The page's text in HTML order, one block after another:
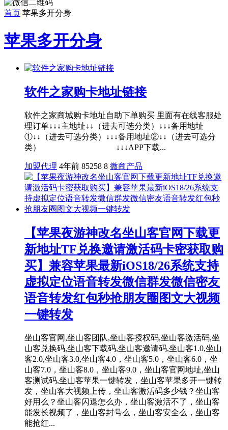
首页 苹果多开分身
苹果多开分身
软件之家购卡地址链接
软件之家商城购卡地址自助下单购买 里面有在线客服处
理订单↓↓↓主地址↓↓（进去可选分类）↓↓↓备用地址
①↓↓（进去可选分类）↓↓↓备用地址②↓↓（进去可选分
类） ↓↓↓APP下载...
加盟代理 4年前 85258 8 微商产品
【苹果夜游神改名坐山客官网下载更
新地址TF兑换邀请激活码卡密获取购
买】兼容苹果最新iOS18/26系统支持
虚拟定位语音转发微信群发微信密友
语音转发红包秒抢朋友圈图文大视频
一键转发
坐山客官网,坐山客团队,坐山客授权码,坐山客激活码,坐
山客兑换码,坐山客下载码,坐山客邀请码,坐山客1.0,坐山
客2.0,坐山客3.0,坐山客4.0，坐山客5.0，坐山客6.0，坐
山客7.0，坐山客8.0，坐山客9.0，坐山客官网地址,坐山
客测试码,坐山客苹果一键转发，坐山客苹果多开一键转
发，坐山客大视频上传，坐山客激活码多少钱？坐山客
好用么？坐山客闪退怎么办，坐山客激活不了，坐山客
能发长视频了，坐山客封号么，坐山客安全么，坐山客
能抢红...